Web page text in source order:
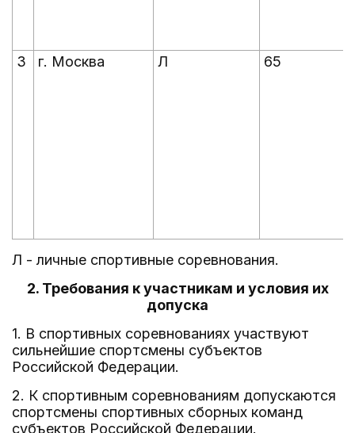
3 г. Москва Л 65
Л - личные спортивные соревнования.
2. Требования к участникам и условия их
допуска
1. В спортивных соревнованиях участвуют
сильнейшие спортсмены субъектов
Российской Федерации.
2. К спортивным соревнованиям допускаются
спортсмены спортивных сборных команд
субъектов Российской Федерации.